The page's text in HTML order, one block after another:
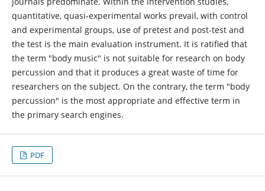
quantitative, quasi-experimental works prevail, with control
and experimental groups, use of pretest and post-test and
the test is the main evaluation instrument. It is ratified that
the term "body music" is not suitable for research on body
percussion and that it produces a great waste of time for
researchers on the subject. On the contrary, the term "body
percussion" is the most appropriate and effective term in
the primary search engines.
PDF